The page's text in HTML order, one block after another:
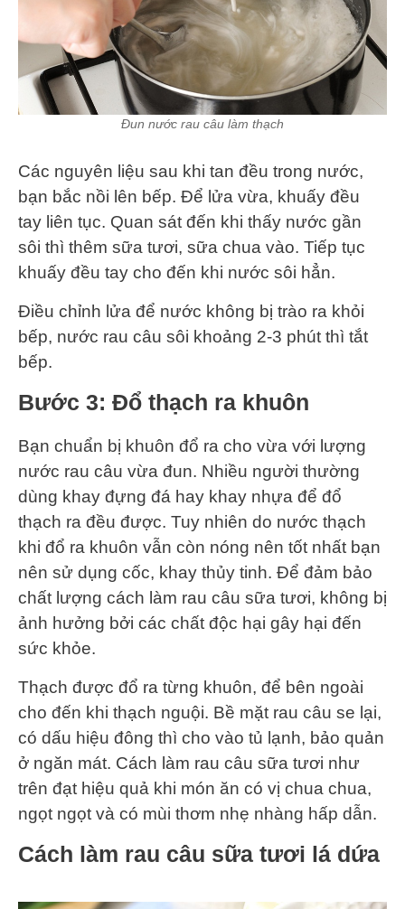
Đun nước rau câu làm thạch
Các nguyên liệu sau khi tan đều trong nước,
bạn bắc nồi lên bếp. Để lửa vừa, khuấy đều
tay liên tục. Quan sát đến khi thấy nước gần
sôi thì thêm sữa tươi, sữa chua vào. Tiếp tục
khuấy đều tay cho đến khi nước sôi hẳn.
Điều chỉnh lửa để nước không bị trào ra khỏi
bếp, nước rau câu sôi khoảng 2-3 phút thì tắt
bếp.
Bước 3: Đổ thạch ra khuôn
Bạn chuẩn bị khuôn đổ ra cho vừa với lượng
nước rau câu vừa đun. Nhiều người thường
dùng khay đựng đá hay khay nhựa để đổ
thạch ra đều được. Tuy nhiên do nước thạch
khi đổ ra khuôn vẫn còn nóng nên tốt nhất bạn
nên sử dụng cốc, khay thủy tinh. Để đảm bảo
chất lượng cách làm rau câu sữa tươi, không bị
ảnh hưởng bởi các chất độc hại gây hại đến
sức khỏe.
Thạch được đổ ra từng khuôn, để bên ngoài
cho đến khi thạch nguội. Bề mặt rau câu se lại,
có dấu hiệu đông thì cho vào tủ lạnh, bảo quản
ở ngăn mát. Cách làm rau câu sữa tươi như
trên đạt hiệu quả khi món ăn có vị chua chua,
ngọt ngọt và có mùi thơm nhẹ nhàng hấp dẫn.
Cách làm rau câu sữa tươi lá dứa